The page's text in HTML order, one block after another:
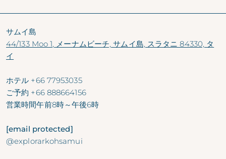
サムイ島
44/133 Moo 1, メーナムビーチ, サムイ島, スラタニ 84330, タ
イ
ホテル +66 77953035
ご予約 +66 888664156
営業時間午前8時～午後6時
[email protected]
@explorarkohsamui